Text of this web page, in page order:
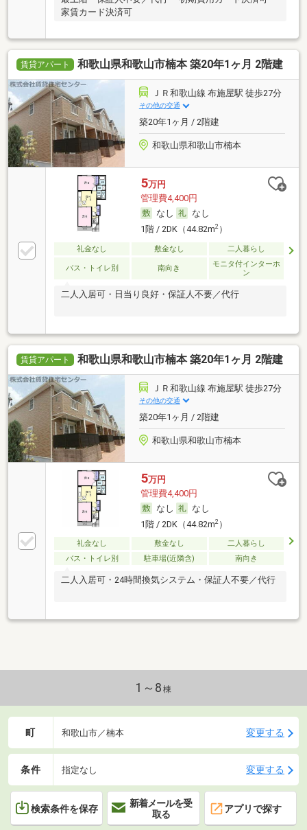
家賃カード決済可
賃貸アパート 和歌山県和歌山市楠本 築20年1ヶ月 2階建
ＪＲ和歌山線 布施屋駅 徒歩27分
その他の交通
築20年1ヶ月 / 2階建
和歌山県和歌山市楠本
5万円
管理費4,400円
なし
なし
1階 / 2DK（44.82m2）
礼金なし 敷金なし 二人暮らし
バス・トイレ別 南向き
モニタ付インターホ
ン
二人入居可・日当り良好・保証人不要／代行
賃貸アパート 和歌山県和歌山市楠本 築20年1ヶ月 2階建
ＪＲ和歌山線 布施屋駅 徒歩27分
その他の交通
築20年1ヶ月 / 2階建
和歌山県和歌山市楠本
5万円
管理費4,400円
なし
なし
1階 / 2DK（44.82m2）
礼金なし 敷金なし
二人暮らし
バス・トイレ別
駐車場(近隣含) 南向き
二人入居可・24時間換気システム・保証人不要／代行
1～8 棟
町 和歌山市／楠本 変更する
条件 指定なし 変更する
検索条件を保存
新着メールを受
取る
アプリで探す